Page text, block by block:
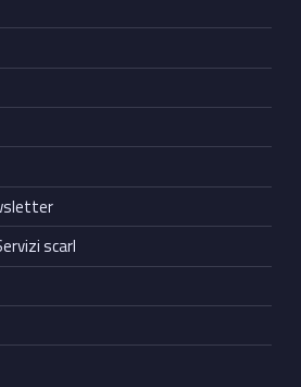
scarl